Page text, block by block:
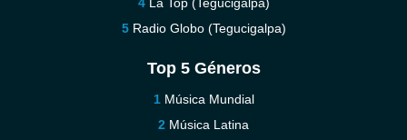
Radio Globo (Tegucigalpa)
Top 5 Géneros
Música Mundial
Música Latina